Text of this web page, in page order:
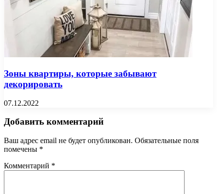
Зоны квартиры, которые забывают
декорировать
07.12.2022
Добавить комментарий
Ваш адрес email не будет опубликован. Обязательные поля
помечены *
Комментарий *